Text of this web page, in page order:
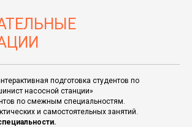
подготовка студентов по
насосной станции»
по смежным специальностям.
и самостоятельных занятий.